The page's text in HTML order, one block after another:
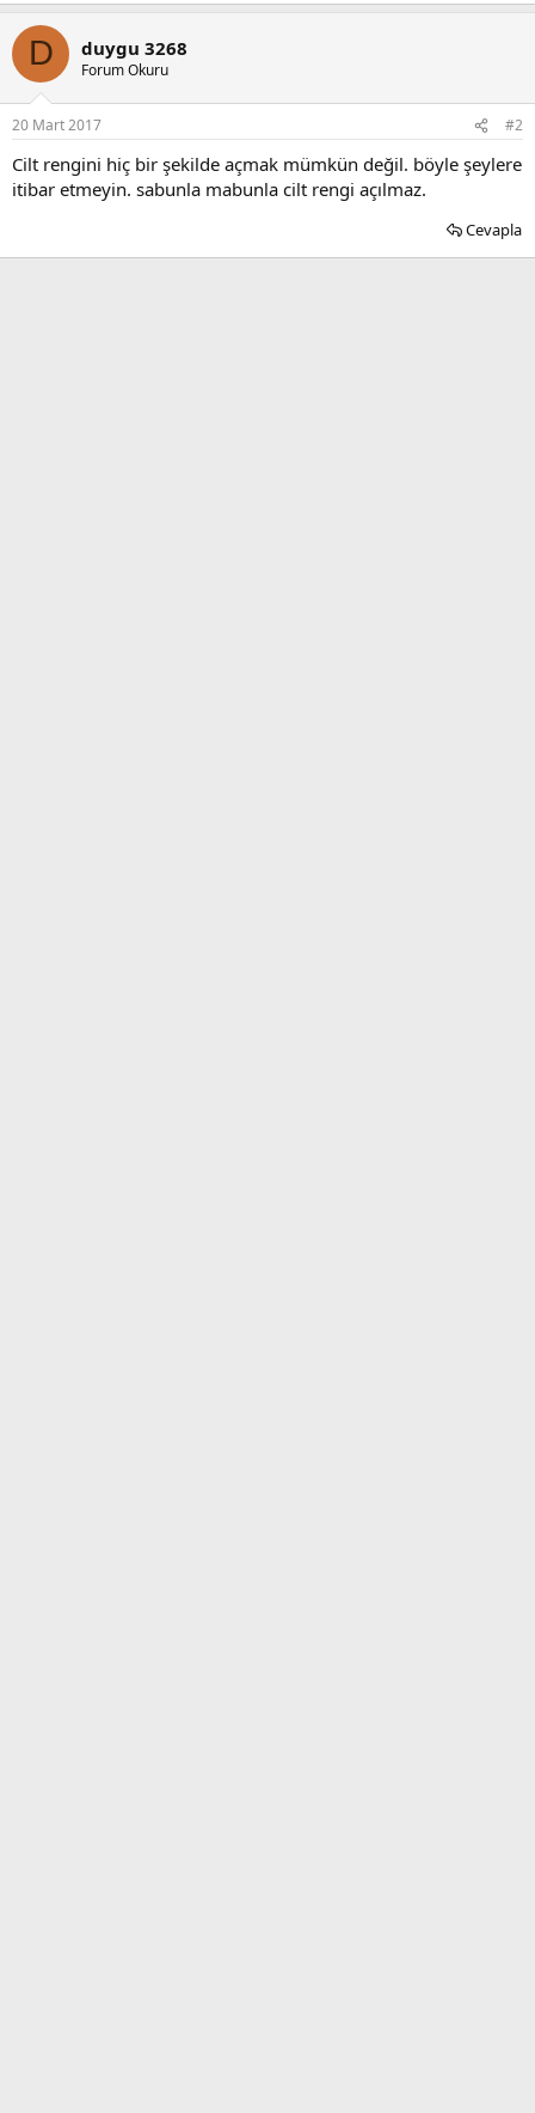
D duygu 3268
Forum Okuru
20 Mart 2017 #2
Cilt rengini hiç bir şekilde açmak mümkün değil. böyle şeylere
itibar etmeyin. sabunla mabunla cilt rengi açılmaz.
Cevapla